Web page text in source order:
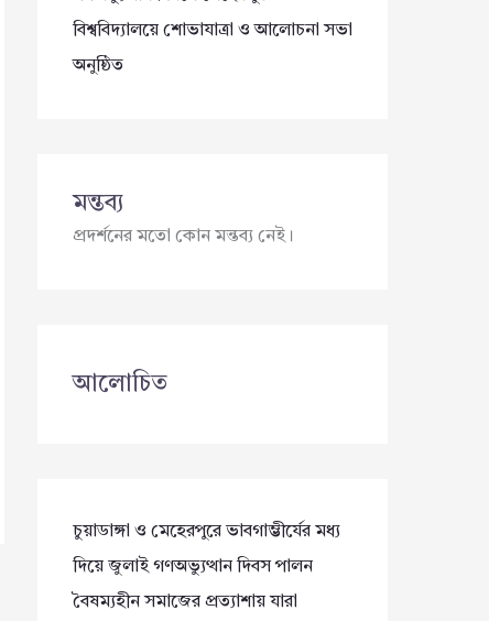
বিশ্ববিদ্যালয়ে শোভাযাত্রা ও আলোচনা সভা
অনুষ্ঠিত
মন্তব্য
প্রদর্শনের মতো কোন মন্তব্য নেই।
আলোচিত
চুয়াডাঙ্গা ও মেহেরপুরে ভাবগাম্ভীর্যের মধ্য
দিয়ে জুলাই গণঅভ্যুত্থান দিবস পালন
বৈষম্যহীন সমাজের প্রত্যাশায় যারা